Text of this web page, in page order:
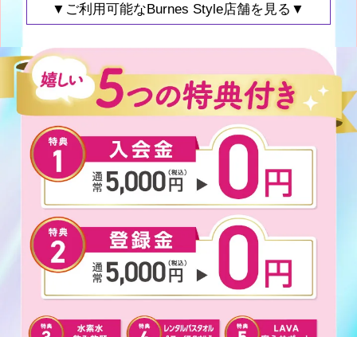
▼ご利用可能なBurnes Style店舗を見る▼